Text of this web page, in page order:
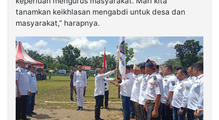
tanamkan keikhlasan mengabdi untuk desa dan
masyarakat,” harapnya.